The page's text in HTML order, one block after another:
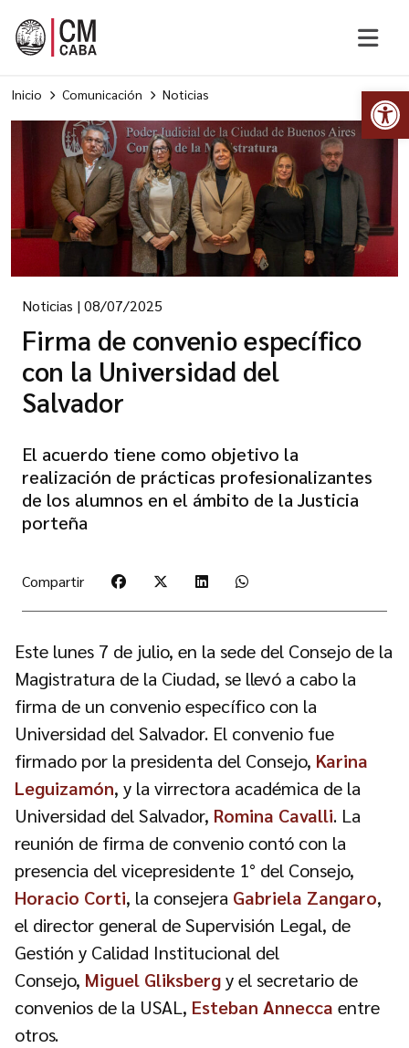
Inicio Comunicación Noticias
Noticias | 08/07/2025
Firma de convenio específico
con la Universidad del
Salvador
El acuerdo tiene como objetivo la
realización de prácticas profesionalizantes
de los alumnos en el ámbito de la Justicia
porteña
Compartir
Este lunes 7 de julio, en la sede del Consejo de la
Magistratura de la Ciudad, se llevó a cabo la
firma de un convenio específico con la
Universidad del Salvador. El convenio fue
firmado por la presidenta del Consejo, Karina
Leguizamón, y la virrectora académica de la
Universidad del Salvador, Romina Cavalli. La
reunión de firma de convenio contó con la
presencia del vicepresidente 1° del Consejo,
Horacio Corti, la consejera Gabriela Zangaro,
el director general de Supervisión Legal, de
Gestión y Calidad Institucional del
Consejo, Miguel Gliksbergy el secretario de
convenios de la USAL, Esteban Annecca entre
otros.